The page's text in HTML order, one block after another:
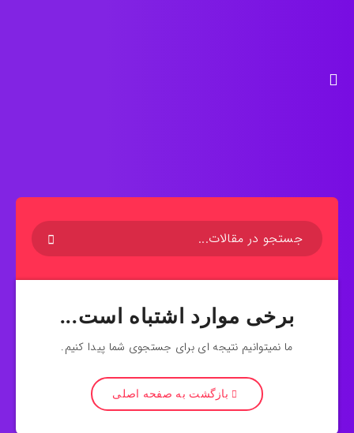
برخی موارد اشتباه است...
ما نمیتوانیم نتیجه ای برای جستجوی شما پیدا کنیم.
بازگشت به صفحه اصلی